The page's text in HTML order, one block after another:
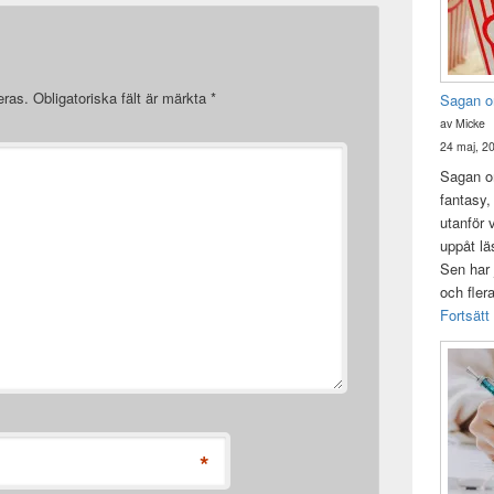
Obligatoriska fält är märkta *
*
Sagan
av Micke
24 maj,
Sagan
utanför
uppåt
Sen
och